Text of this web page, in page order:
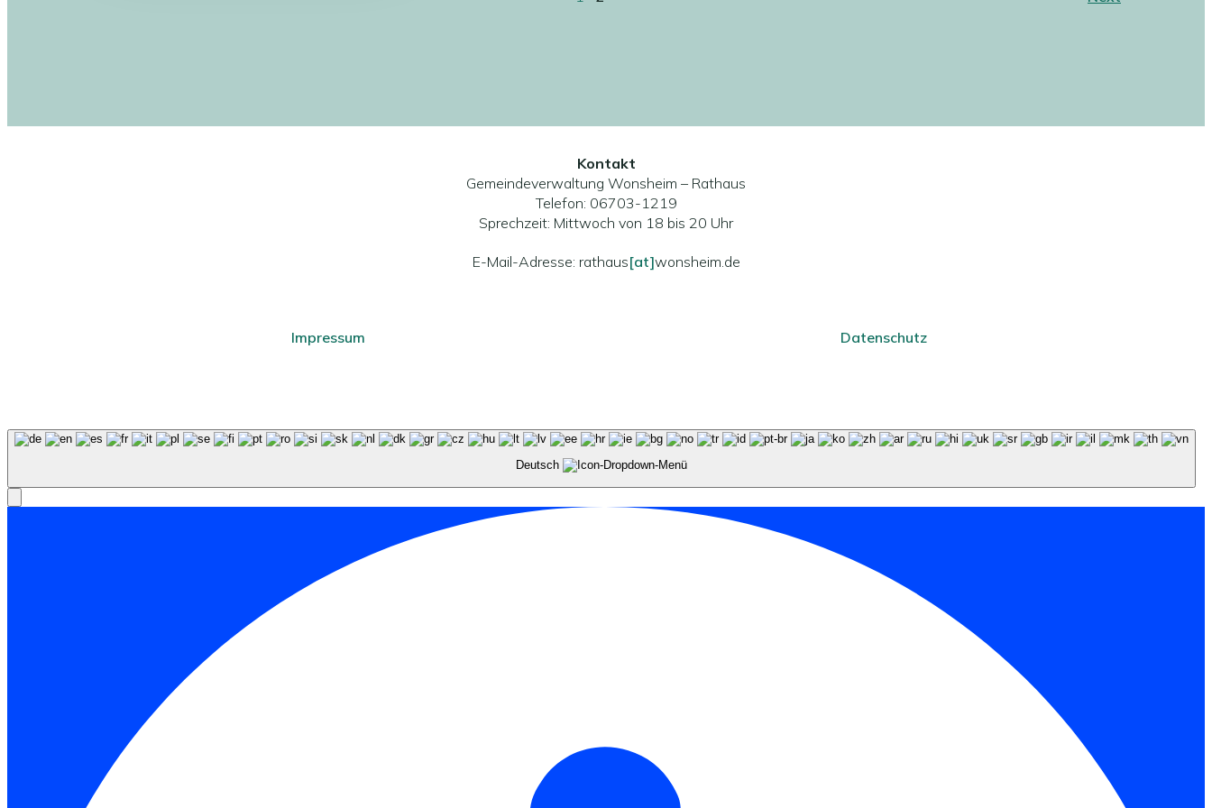
Kontakt
Gemeindeverwaltung Wonsheim – Rathaus
Telefon: 06703-1219
Sprechzeit: Mittwoch von 18 bis 20 Uhr
E-Mail-Adresse: rathaus[at]wonsheim.de
Impressum Datenschutz
Deutsch